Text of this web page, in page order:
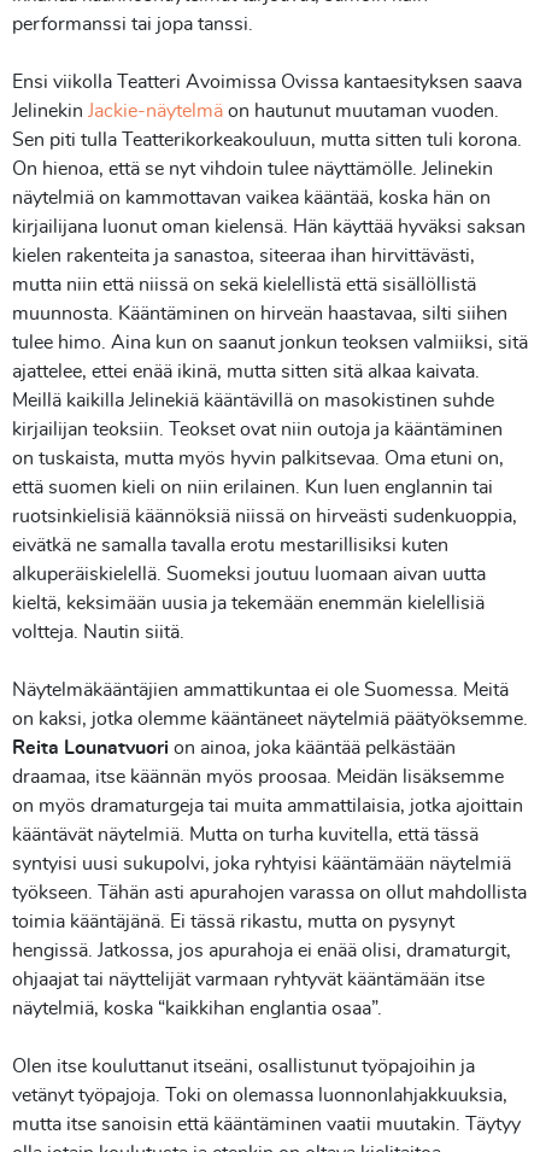
performanssi tai jopa tanssi.
Ensi viikolla Teatteri Avoimissa Ovissa kantaesityksen saava
Jelinekin Jackie-näytelmä on hautunut muutaman vuoden.
Sen piti tulla Teatterikorkeakouluun, mutta sitten tuli korona.
On hienoa, että se nyt vihdoin tulee näyttämölle. Jelinekin
näytelmiä on kammottavan vaikea kääntää, koska hän on
kirjailijana luonut oman kielensä. Hän käyttää hyväksi saksan
kielen rakenteita ja sanastoa, siteeraa ihan hirvittävästi,
mutta niin että niissä on sekä kielellistä että sisällöllistä
muunnosta. Kääntäminen on hirveän haastavaa, silti siihen
tulee himo. Aina kun on saanut jonkun teoksen valmiiksi, sitä
ajattelee, ettei enää ikinä, mutta sitten sitä alkaa kaivata.
Meillä kaikilla Jelinekiä kääntävillä on masokistinen suhde
kirjailijan teoksiin. Teokset ovat niin outoja ja kääntäminen
on tuskaista, mutta myös hyvin palkitsevaa. Oma etuni on,
että suomen kieli on niin erilainen. Kun luen englannin tai
ruotsinkielisiä käännöksiä niissä on hirveästi sudenkuoppia,
eivätkä ne samalla tavalla erotu mestarillisiksi kuten
alkuperäiskielellä. Suomeksi joutuu luomaan aivan uutta
kieltä, keksimään uusia ja tekemään enemmän kielellisiä
voltteja. Nautin siitä.
Näytelmäkääntäjien ammattikuntaa ei ole Suomessa. Meitä
on kaksi, jotka olemme kääntäneet näytelmiä päätyöksemme.
Reita Lounatvuori on ainoa, joka kääntää pelkästään
draamaa, itse käännän myös proosaa. Meidän lisäksemme
on myös dramaturgeja tai muita ammattilaisia, jotka ajoittain
kääntävät näytelmiä. Mutta on turha kuvitella, että tässä
syntyisi uusi sukupolvi, joka ryhtyisi kääntämään näytelmiä
työkseen. Tähän asti apurahojen varassa on ollut mahdollista
toimia kääntäjänä. Ei tässä rikastu, mutta on pysynyt
hengissä. Jatkossa, jos apurahoja ei enää olisi, dramaturgit,
ohjaajat tai näyttelijät varmaan ryhtyvät kääntämään itse
näytelmiä, koska “kaikkihan englantia osaa”.
Olen itse kouluttanut itseäni, osallistunut työpajoihin ja
vetänyt työpajoja. Toki on olemassa luonnonlahjakkuuksia,
mutta itse sanoisin että kääntäminen vaatii muutakin. Täytyy